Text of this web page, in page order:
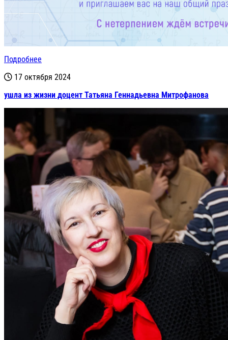
Подробнее
17 октября 2024
ушла из жизни доцент Татьяна Геннадьевна Митрофанова